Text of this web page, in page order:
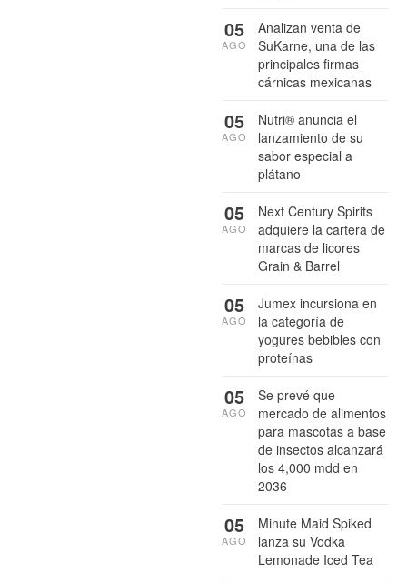
Analizan venta de
SuKarne, una de las
principales firmas
cárnicas mexicanas
05
AGO
Nutri® anuncia el
lanzamiento de su
sabor especial a
plátano
05
AGO
Next Century Spirits
adquiere la cartera de
marcas de licores
Grain & Barrel
05
AGO
Jumex incursiona en
la categoría de
yogures bebibles con
proteínas
05
AGO
Se prevé que
mercado de alimentos
para mascotas a base
de insectos alcanzará
los 4,000 mdd en
2036
05
AGO
Minute Maid Spiked
lanza su Vodka
Lemonade Iced Tea
05
AGO